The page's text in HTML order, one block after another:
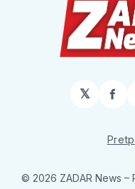
𝕏
© 2026 ZADAR News –